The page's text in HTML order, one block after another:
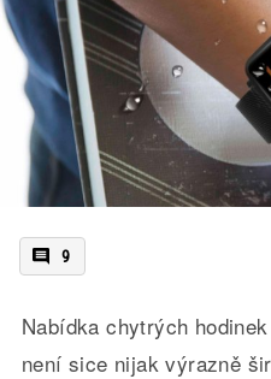
9
Nabídka chytrých
není sice nijak výrazně